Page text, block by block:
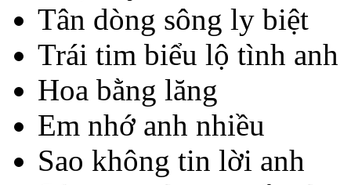
Tân dòng sông ly biệt
Trái tim biểu lộ tình anh
Hoa bằng lăng
Em nhớ anh nhiều
Sao không tin lời anh